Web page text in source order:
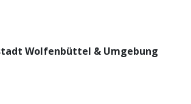
Wolfenbüttel & Umgebung